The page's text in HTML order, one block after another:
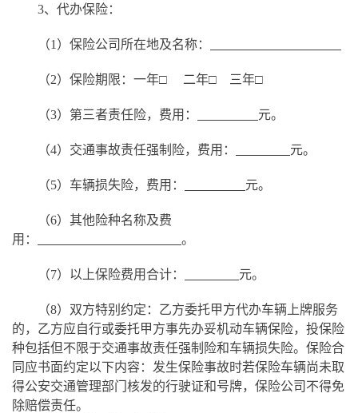
3、代办保险：
（1）保险公司所在地及名称：
（2）保险期限：一年□ 二年□ 三年□
（3）第三者责任险，费用： 元。
（4）交通事故责任强制险，费用： 元。
（5）车辆损失险，费用： 元。
（6）其他险种名称及费
用：
。
（7）以上保险费用合计： 元。
（8）双方特别约定：乙方委托甲方代办车辆上牌服务
的，乙方应自行或委托甲方事先办妥机动车辆保险，投保险
种包括但不限于交通事故责任强制险和车辆损失险。保险合
同应书面约定以下内容：发生保险事故时若保险车辆尚未取
得公安交通管理部门核发的行驶证和号牌，保险公司不得免
除赔偿责任。